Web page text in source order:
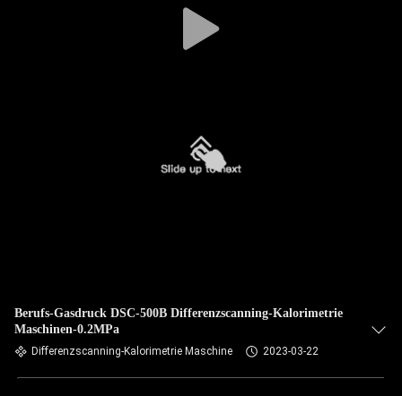
Berufs-Gasdruck DSC-500B Differenzscanning-Kalorimetrie
Maschinen-0.2MPa
Differenzscanning-Kalorimetrie Maschine 2023-03-22